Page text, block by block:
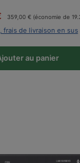
:
359,00 € (économie de
frais de livraison en sus
au panier
de produits